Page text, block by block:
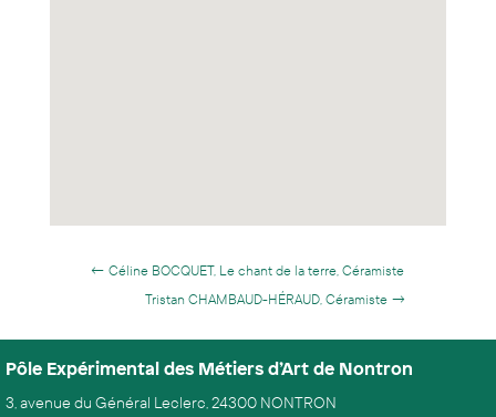
← Céline BOCQUET, Le chant de la terre, Céramiste
Tristan CHAMBAUD-HÉRAUD, Céramiste →
Pôle Expérimental des Métiers d’Art de Nontron
3, avenue du Général Leclerc, 24300 NONTRON